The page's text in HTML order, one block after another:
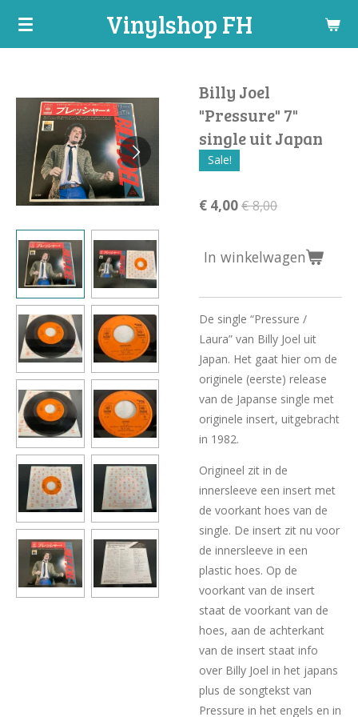
Ga
hoofdinhoud
Vinylshop FH
Billy Joel
"Pressure" 7"
single uit Japan
Sale!
€ 4,00€ 8,00
In winkelwagen
De single “Pressure /
Laura” van Billy Joel uit
Japan. Het gaat hier om de
originele (eerste) release
van de Japanse single met
originele insert, uitgebracht
in 1982.
Origineel zit in de
innersleeve een insert met
de voorkant hoes van de
single. De insert zit nu voor
de innersleeve in een
plastic hoes. Op de
voorkant van de insert
staat de voorkant van de
hoes, aan de achterkant
van de insert staat info
over Billy Joel in het japans
plus de songtekst van
Pressure in het engels en in